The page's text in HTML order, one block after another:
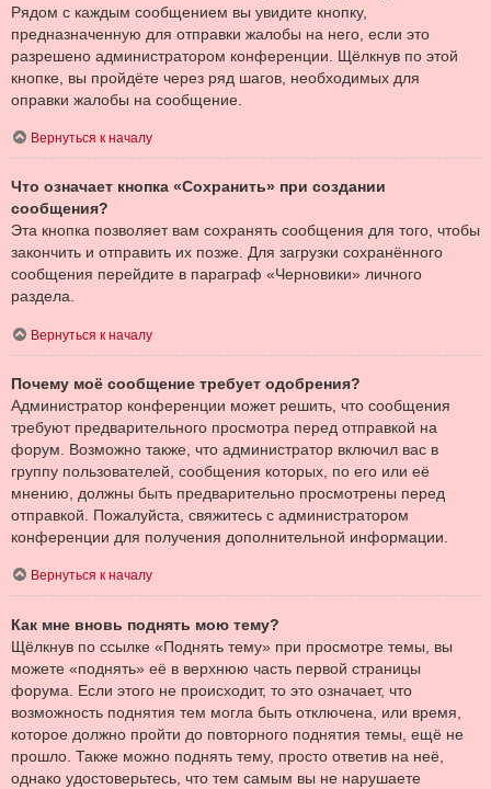
Рядом с каждым сообщением вы увидите кнопку,
предназначенную для отправки жалобы на него, если это
разрешено администратором конференции. Щёлкнув по этой
кнопке, вы пройдёте через ряд шагов, необходимых для
оправки жалобы на сообщение.
Вернуться к началу
Что означает кнопка «Сохранить» при создании
сообщения?
Эта кнопка позволяет вам сохранять сообщения для того, чтобы
закончить и отправить их позже. Для загрузки сохранённого
сообщения перейдите в параграф «Черновики» личного
раздела.
Вернуться к началу
Почему моё сообщение требует одобрения?
Администратор конференции может решить, что сообщения
требуют предварительного просмотра перед отправкой на
форум. Возможно также, что администратор включил вас в
группу пользователей, сообщения которых, по его или её
мнению, должны быть предварительно просмотрены перед
отправкой. Пожалуйста, свяжитесь с администратором
конференции для получения дополнительной информации.
Вернуться к началу
Как мне вновь поднять мою тему?
Щёлкнув по ссылке «Поднять тему» при просмотре темы, вы
можете «поднять» её в верхнюю часть первой страницы
форума. Если этого не происходит, то это означает, что
возможность поднятия тем могла быть отключена, или время,
которое должно пройти до повторного поднятия темы, ещё не
прошло. Также можно поднять тему, просто ответив на неё,
однако удостоверьтесь, что тем самым вы не нарушаете